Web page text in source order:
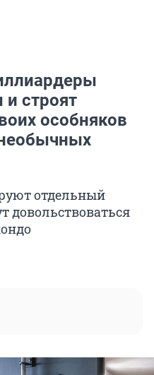
строят
особняков
отдельный
довольствоваться